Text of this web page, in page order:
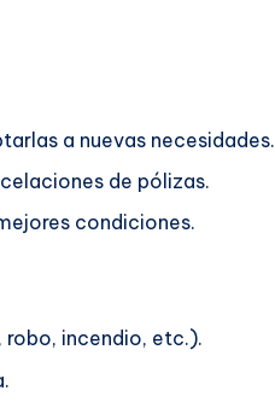
a nuevas necesidades.
de pólizas.
condiciones.
incendio, etc.).